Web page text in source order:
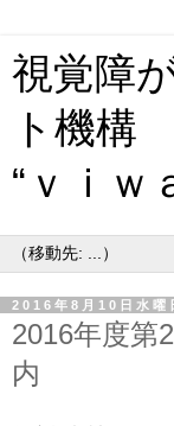
視覚障
ト機構
“ｖｉｗ
2016年8月10日水曜
2016年度第
内